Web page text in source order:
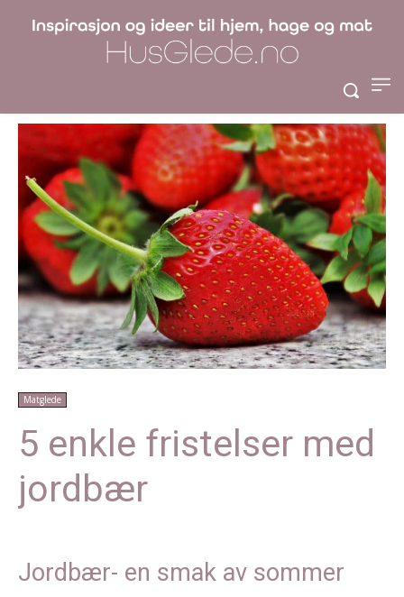
5 enkle fristelser
Matglede
5 enkle fristelser med
jordbær
Jordbær- en smak av sommer